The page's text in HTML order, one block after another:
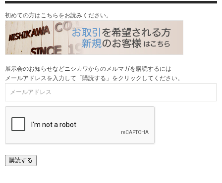
初めての方はこちらをお読みください。
展示会のお知らせなどニシカワからのメルマガを購読するには
メールアドレスを入力して「購読する」をクリックしてください。